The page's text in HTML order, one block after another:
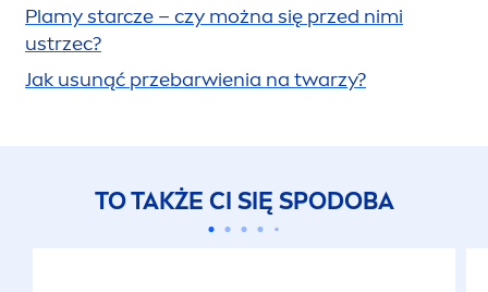
Plamy starcze – czy można się przed nimi
ustrzec?
Jak usunąć przebarwienia na twarzy?
TO TAKŻE CI SIĘ SPODOBA